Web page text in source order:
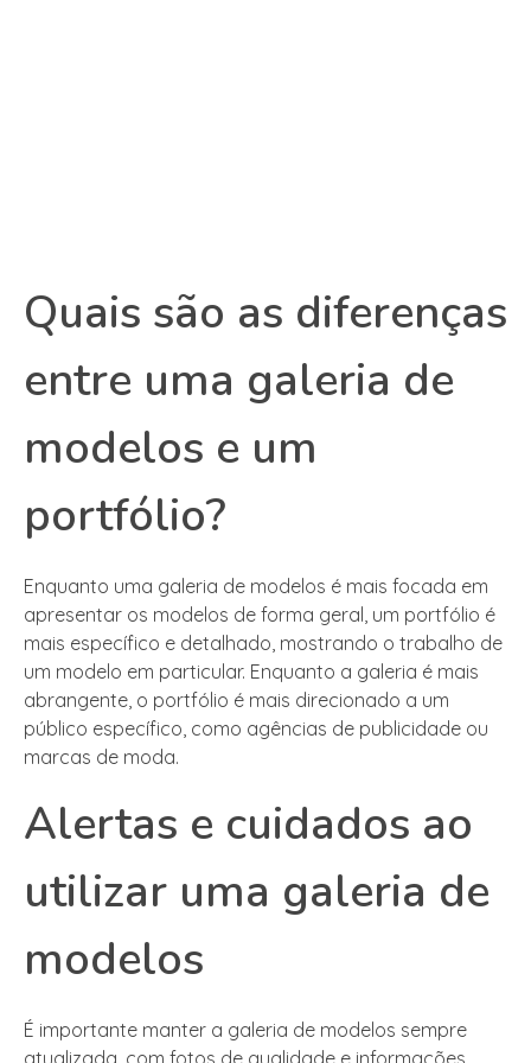
Quais são as diferenças
entre uma galeria de
modelos e um
portfólio?
Enquanto uma galeria de modelos é mais focada em
apresentar os modelos de forma geral, um portfólio é
mais específico e detalhado, mostrando o trabalho de
um modelo em particular. Enquanto a galeria é mais
abrangente, o portfólio é mais direcionado a um
público específico, como agências de publicidade ou
marcas de moda.
Alertas e cuidados ao
utilizar uma galeria de
modelos
É importante manter a galeria de modelos sempre